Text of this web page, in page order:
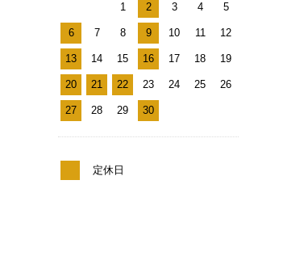
1
2 3 4 5
6 7 8 9 10 11 12
13 14 15 16 17 18 19
20 21 22 23 24 25 26
27 28 29 30
定休日